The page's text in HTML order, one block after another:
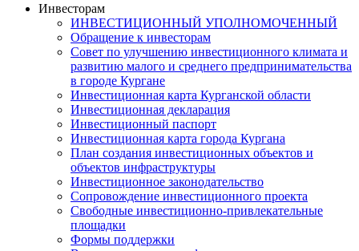
Инвесторам
ИНВЕСТИЦИОННЫЙ УПОЛНОМОЧЕННЫЙ
Обращение к инвесторам
Совет по улучшению инвестиционного климата и
развитию малого и среднего предпринимательства
в городе Кургане
Инвестиционная карта Курганской области
Инвестиционная декларация
Инвестиционный паспорт
Инвестиционная карта города Кургана
План создания инвестиционных объектов и
объектов инфраструктуры
Инвестиционное законодательство
Сопровождение инвестиционного проекта
Свободные инвестиционно-привлекательные
площадки
Формы поддержки